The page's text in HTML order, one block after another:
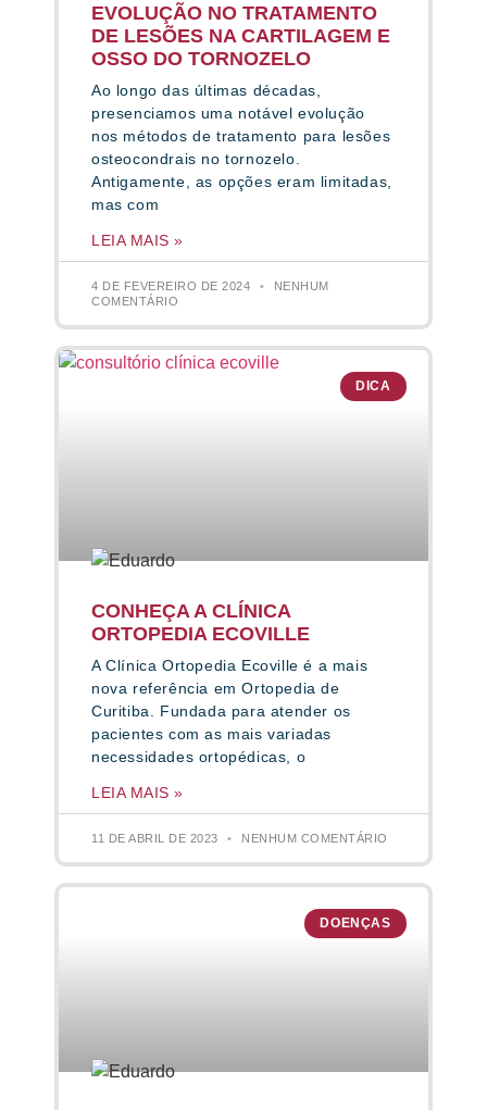
EVOLUÇÃO NO TRATAMENTO
DE LESÕES NA CARTILAGEM E
OSSO DO TORNOZELO
Ao longo das últimas décadas,
presenciamos uma notável evolução
nos métodos de tratamento para lesões
osteocondrais no tornozelo.
Antigamente, as opções eram limitadas,
mas com
LEIA MAIS »
4 DE FEVEREIRO DE 2024
NENHUM
COMENTÁRIO
DICA
CONHEÇA A CLÍNICA
ORTOPEDIA ECOVILLE
A Clínica Ortopedia Ecoville é a mais
nova referência em Ortopedia de
Curitiba. Fundada para atender os
pacientes com as mais variadas
necessidades ortopédicas, o
LEIA MAIS »
11 DE ABRIL DE 2023 NENHUM COMENTÁRIO
DOENÇAS